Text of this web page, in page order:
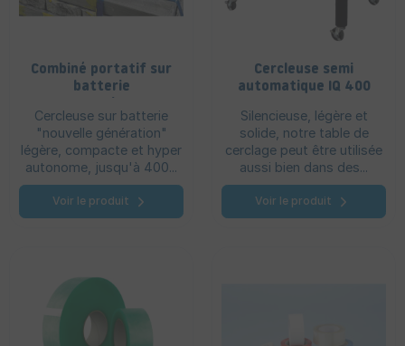
Combiné portatif sur
batterie
Raptor X3 - EVO
13/16 mm
Cercleuse sur batterie
"nouvelle génération"
légère, compacte et hyper
autonome, jusqu'à 400...
Voir le produit
Cercleuse semi
automatique IQ 400
Silencieuse, légère et
solide, notre table de
cerclage peut être utilisée
aussi bien dans des...
Voir le produit